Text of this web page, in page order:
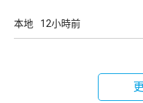
本地 12小時前